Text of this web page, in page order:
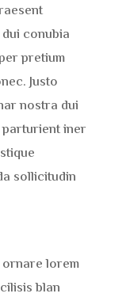
conubia
pretium
Justo
nostra dui
parturient iner
sollicitudin
lorem
blan